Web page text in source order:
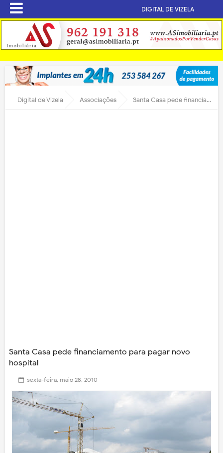
DIGITAL DE VIZELA
Digital de Vizela Associações Santa Casa pede financiamento para pagar novo hospital
Santa Casa pede financiamento para pagar novo
hospital
sexta-feira, maio 28, 2010